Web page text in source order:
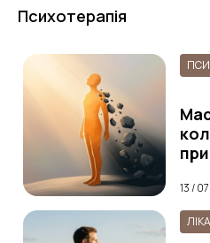
Психотерапія
13 /